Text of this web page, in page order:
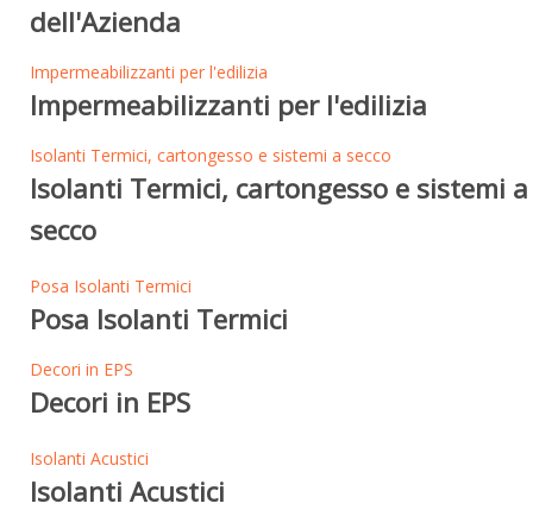
dell'Azienda
Impermeabilizzanti per l'edilizia
Impermeabilizzanti per l'edilizia
Isolanti Termici, cartongesso e sistemi a secco
Isolanti Termici, cartongesso e sistemi a
secco
Posa Isolanti Termici
Posa Isolanti Termici
Decori in EPS
Decori in EPS
Isolanti Acustici
Isolanti Acustici